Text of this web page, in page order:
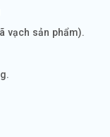
vạch sản phẩm).